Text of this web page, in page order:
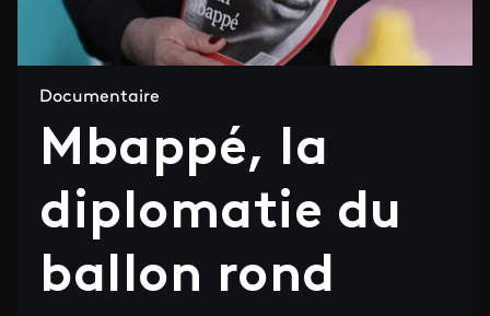
Documentaire
Mbappé, la
diplomatie du
ballon rond